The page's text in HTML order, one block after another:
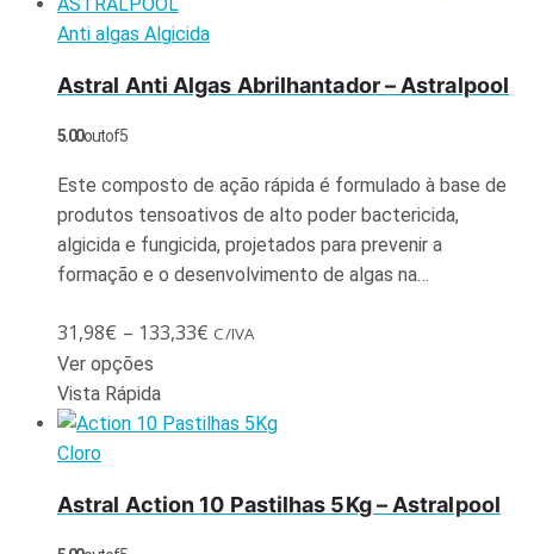
Anti algas Algicida
Astral Anti Algas Abrilhantador – Astralpool
5.00out of 5
Este composto de ação rápida é formulado à base de
produtos tensoativos de alto poder bactericida,
algicida e fungicida, projetados para prevenir a
formação e o desenvolvimento de algas na…
31,98€ – 133,33€ C/IVA
Ver opções
Vista Rápida
Cloro
Astral Action 10 Pastilhas 5Kg – Astralpool